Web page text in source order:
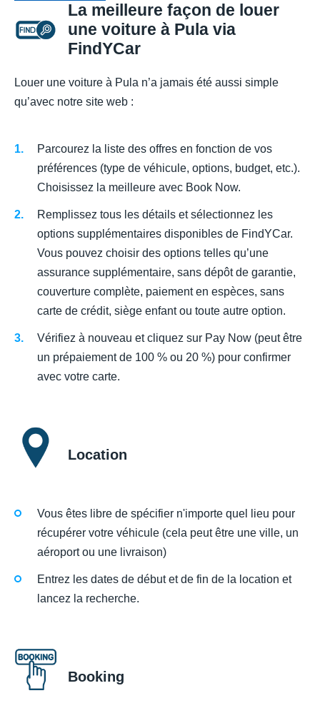
La meilleure façon de louer
une voiture à Pula via
FindYCar
Louer une voiture à Pula n’a jamais été aussi simple
qu’avec notre site web :
Parcourez la liste des offres en fonction de vos
préférences (type de véhicule, options, budget, etc.).
Choisissez la meilleure avec Book Now.
Remplissez tous les détails et sélectionnez les
options supplémentaires disponibles de FindYCar.
Vous pouvez choisir des options telles qu’une
assurance supplémentaire, sans dépôt de garantie,
couverture complète, paiement en espèces, sans
carte de crédit, siège enfant ou toute autre option.
Vérifiez à nouveau et cliquez sur Pay Now (peut être
un prépaiement de 100 % ou 20 %) pour confirmer
avec votre carte.
Location
Vous êtes libre de spécifier n'importe quel lieu pour
récupérer votre véhicule (cela peut être une ville, un
aéroport ou une livraison)
Entrez les dates de début et de fin de la location et
lancez la recherche.
Booking